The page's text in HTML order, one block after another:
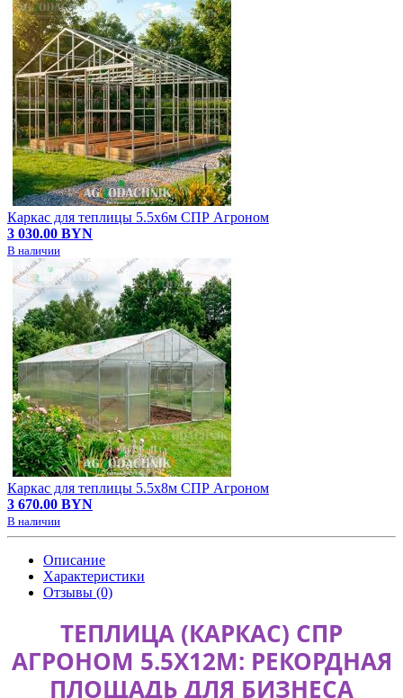
Каркас для теплицы 5.5х6м СПР Агроном
3 030.00 BYN
В наличии
Каркас для теплицы 5.5х8м СПР Агроном
3 670.00 BYN
В наличии
Описание
Характеристики
Отзывы (0)
ТЕПЛИЦА (КАРКАС) СПР
АГРОНОМ 5.5Х12М: РЕКОРДНАЯ
ПЛОЩАДЬ ДЛЯ БИЗНЕСА